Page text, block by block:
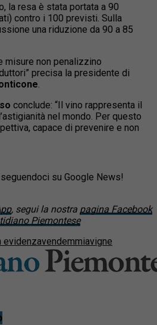
la resa è stata portata a 90
contro i 100 previsti. Sulla
una riduzione da 90 a 85
misure non penalizzino
precisa la presidente di
.
conclude: “Il vino rappresenta il
nel mondo. Per questo
capace di prevenire e non
su Google News!
, segui la nostra pagina Facebook
Piemontese
evidenzavendemmiavigne